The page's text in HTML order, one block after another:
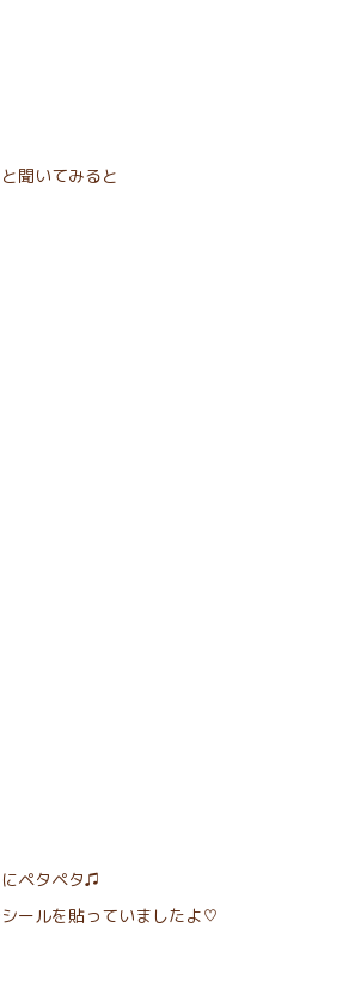
聞いてみると
ペタペタ♫
ールを貼っていましたよ♡